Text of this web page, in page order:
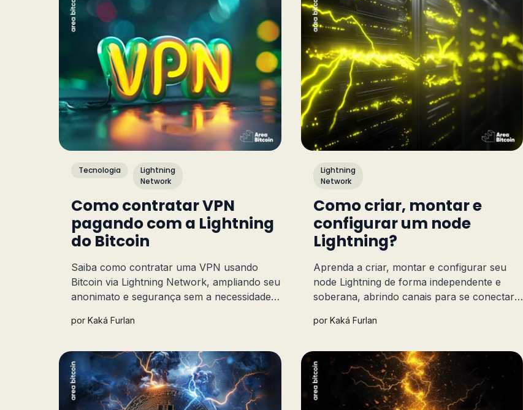
Tecnologia
Lightning
Network
Como contratar VPN
pagando com a Lightning
do Bitcoin
Saiba como contratar uma VPN usando
Bitcoin via Lightning Network, ampliando seu
anonimato e segurança sem a necessidade
internet com privacidade total.
por Kaká Furlan
Lightning
Network
Como criar, montar e
configurar um node
Lightning?
Aprenda a criar, montar e configurar seu
node Lightning de forma independente e
soberana, abrindo canais para se conectar a
seguras na rede Bitcoin.
por Kaká Furlan